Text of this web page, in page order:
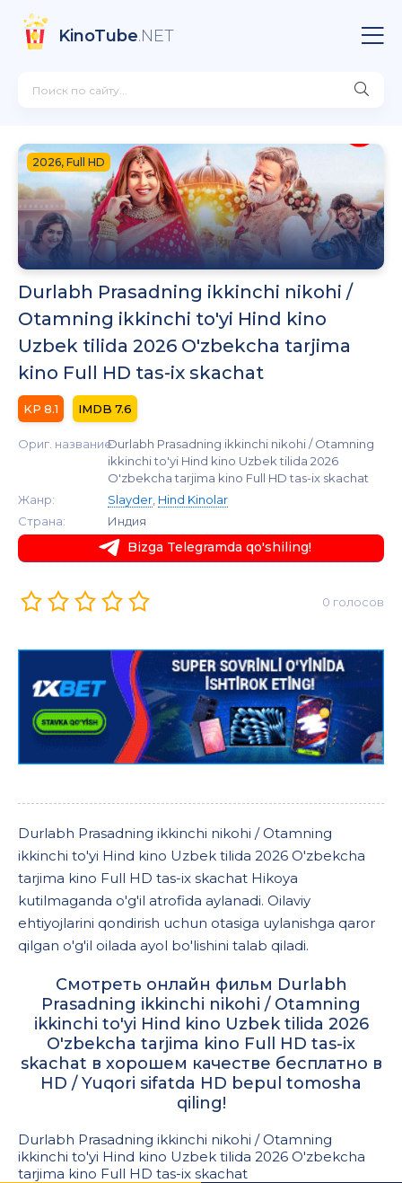
KinoTube.NET
2026, Full HD
Durlabh Prasadning ikkinchi nikohi /
Otamning ikkinchi to'yi Hind kino
Uzbek tilida 2026 O'zbekcha tarjima
kino Full HD tas-ix skachat
8.1 7.6
Ориг. название:Durlabh Prasadning ikkinchi nikohi / Otamning
ikkinchi to'yi Hind kino Uzbek tilida 2026
O'zbekcha tarjima kino Full HD tas-ix skachat
Жанр:
Slayder Hind Kinolar
Страна:
Индия
Bizga Telegramda qo'shiling!
0 голосов
Durlabh Prasadning ikkinchi nikohi / Otamning
ikkinchi to'yi Hind kino Uzbek tilida 2026 O'zbekcha
tarjima kino Full HD tas-ix skachat Hikoya
kutilmaganda o'g'il atrofida aylanadi. Oilaviy
ehtiyojlarini qondirish uchun otasiga uylanishga qaror
qilgan o'g'il oilada ayol bo'lishini talab qiladi.
Смотреть онлайн фильм Durlabh
Prasadning ikkinchi nikohi / Otamning
ikkinchi to'yi Hind kino Uzbek tilida 2026
O'zbekcha tarjima kino Full HD tas-ix
skachat в хорошем качестве бесплатно в
HD / Yuqori sifatda HD bepul tomosha
qiling!
Durlabh Prasadning ikkinchi nikohi / Otamning
ikkinchi to'yi Hind kino Uzbek tilida 2026 O'zbekcha
tarjima kino Full HD tas-ix skachat